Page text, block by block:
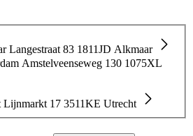
Langestraat 83 1811JD Alkmaar
Amstelveenseweg 130 1075XL
Lijnmarkt 17 3511KE Utrecht